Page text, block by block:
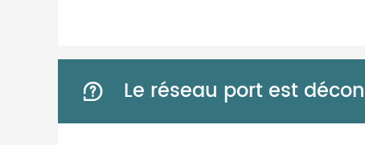
 Le réseau port est